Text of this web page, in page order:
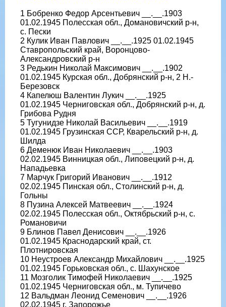
1 Бобренко Федор Арсентьевич __.__.1903
01.02.1945 Полесская обл., Домановичский р-н,
с. Пески
2 Кулик Иван Павлович __.__.1925 01.02.1945
Ставропольский край, Воронцово-
Александровский р-н
3 Редькин Николай Максимович __.__.1902
01.02.1945 Курская обл., Добрянский р-н, 2 Н.-
Березовск
4 Капелюш Валентин Лукич __.__.1925
01.02.1945 Черниговская обл., Добрянский р-н, д.
Грибова Рудня
5 Тугунидзе Николай Васильевич __.__.1919
01.02.1945 Грузинская ССР, Кварельский р-н, д.
Шилда
6 Деменюк Иван Николаевич __.__.1903
02.02.1945 Винницкая обл., Липовецкий р-н, д.
Нападьевка
7 Марчук Григорий Иванович __.__.1912
02.02.1945 Пинская обл., Столинский р-н, д.
Гольны
8 Пузина Алексей Матвеевич __.__.1924
02.02.1945 Полесская обл., Октябрьский р-н, с.
Романовичи
9 Блинов Павел Денисович __.__.1926
01.02.1945 Краснодарский край, ст.
Плотнировская
10 Неустроев Александр Михайлович __.__.1925
01.02.1945 Горьковская обл., с. Шахунское
11 Мозголик Тимофей Николаевич __.__.1925
01.02.1945 Черниговская обл., м. Тупичево
12 Вальдман Леонид Семенович __.__.1926
02.02.1945 г. Запорожье